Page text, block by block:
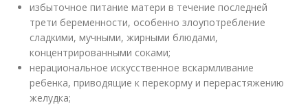
избыточное питание матери в течение последней
трети беременности, особенно злоупотребление
сладкими, мучными, жирными блюдами,
концентрированными соками;
нерациональное искусственное вскармливание
ребенка, приводящие к перекорму и перерастяжению
желудка;